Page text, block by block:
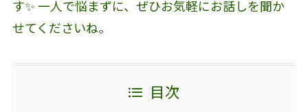
す✨ 一人で悩まずに、ぜひお気軽にお話しを聞か
せてくださいね。
目次